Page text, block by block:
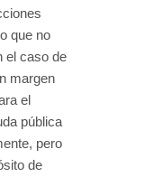
que no
el caso de
margen
el
pública
pero
de